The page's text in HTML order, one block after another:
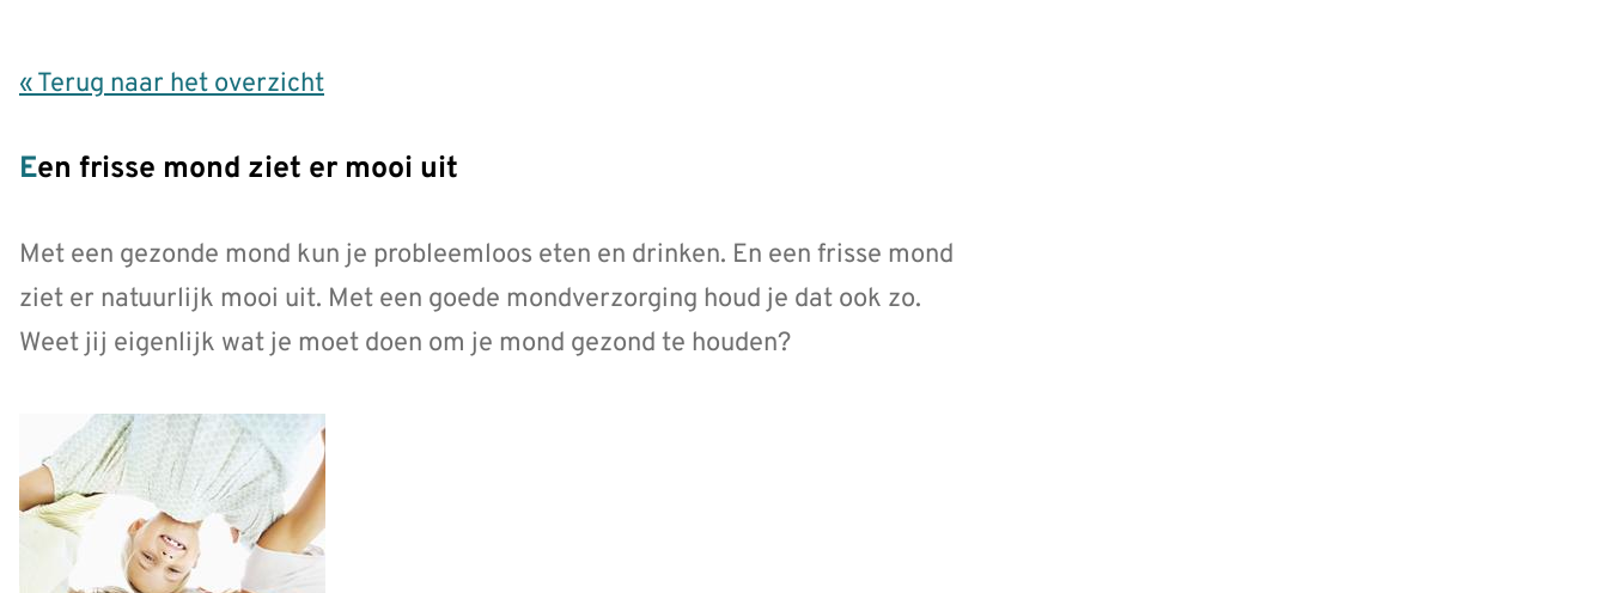
« Terug naar het overzicht
Een frisse mond ziet er mooi uit
Met een gezonde mond kun je probleemloos eten en drinken. En een frisse mond
ziet er natuurlijk mooi uit. Met een goede mondverzorging houd je dat ook zo.
Weet jij eigenlijk wat je moet doen om je mond gezond te houden?